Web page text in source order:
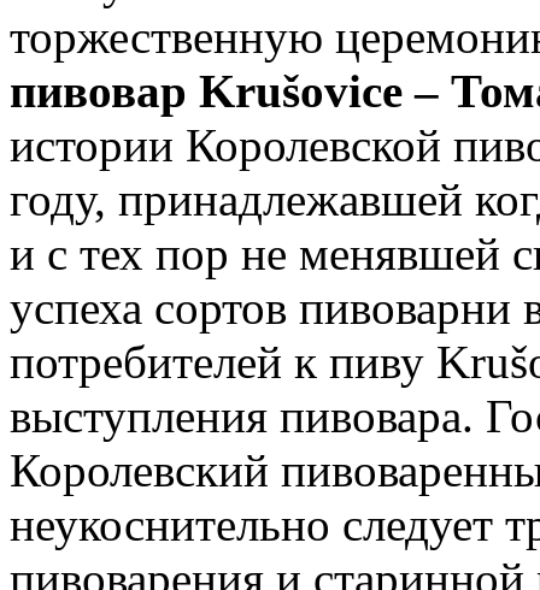
торжественную
пивовар Krušovice –
истории Королевской
году, принадлежавшей
и с тех пор не менявшей
успеха сортов
потребителей к пиву
выступления пивовара.
Королевский
неукоснительно следует
пивоварения и